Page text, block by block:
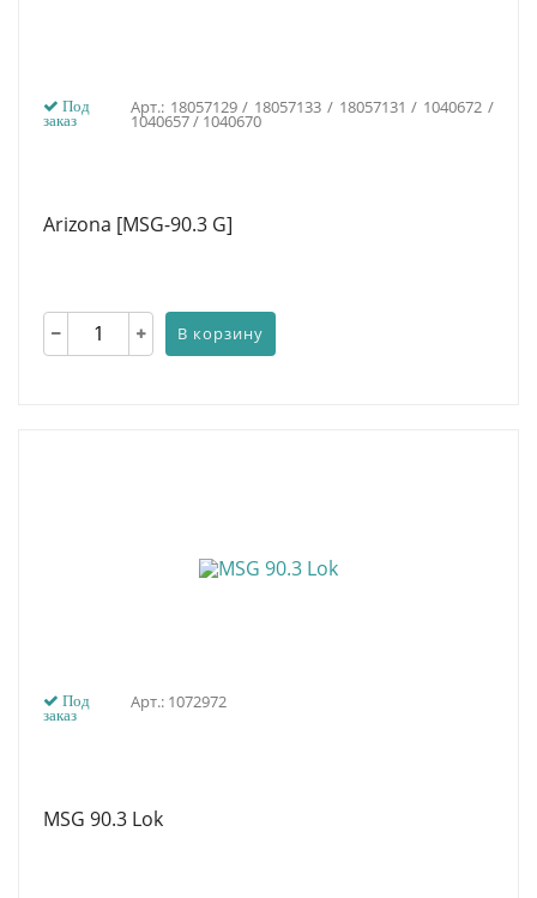
Под
заказ
Арт.: 18057129 / 18057133 / 18057131 / 1040672 /
1040657 / 1040670
Arizona [MSG-90.3 G]
В корзину
Под
заказ
Арт.: 1072972
MSG 90.3 Lok